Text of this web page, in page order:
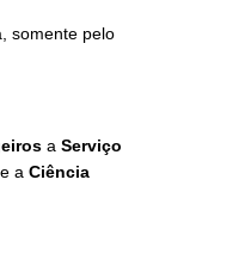
somente pelo
a Serviço
a Ciência